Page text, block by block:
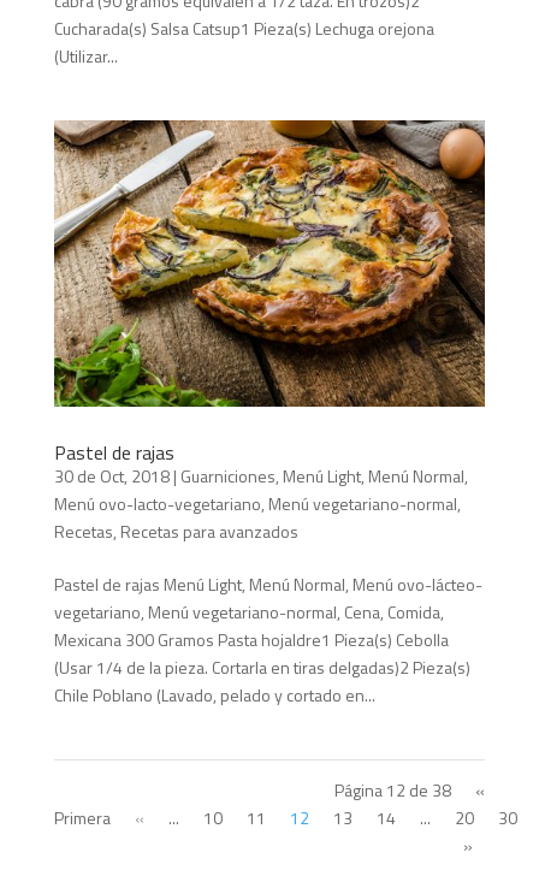
Cucharada(s) Salsa Catsup1 Pieza(s) Lechuga orejona
(Utilizar...
Pastel de rajas
30 de Oct, 2018| Guarniciones, Menú Light, Menú Normal,
Menú ovo-lacto-vegetariano, Menú vegetariano-normal,
Recetas, Recetas para avanzados
Pastel de rajas Menú Light, Menú Normal, Menú ovo-lácteo-
vegetariano, Menú vegetariano-normal, Cena, Comida,
Mexicana 300 Gramos Pasta hojaldre1 Pieza(s) Cebolla
(Usar 1/4 de la pieza. Cortarla en tiras delgadas)2 Pieza(s)
Chile Poblano (Lavado, pelado y cortado en...
Página 12 de 38
«
Primera
« ... 10 11 12 13 14 ... 20
30
»